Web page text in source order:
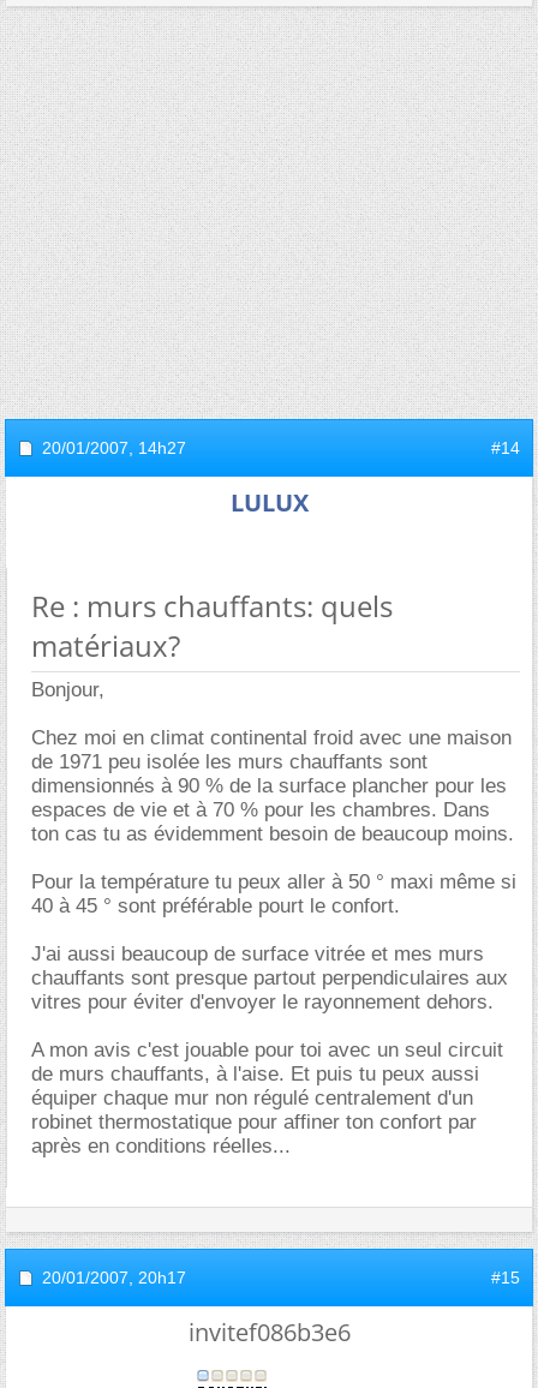
20/01/2007, 14h27 #14
LULUX
Re : murs chauffants: quels
matériaux?
Bonjour,
Chez moi en climat continental froid avec une maison
de 1971 peu isolée les murs chauffants sont
dimensionnés à 90 % de la surface plancher pour les
espaces de vie et à 70 % pour les chambres. Dans
ton cas tu as évidemment besoin de beaucoup moins.
Pour la température tu peux aller à 50 ° maxi même si
40 à 45 ° sont préférable pourt le confort.
J'ai aussi beaucoup de surface vitrée et mes murs
chauffants sont presque partout perpendiculaires aux
vitres pour éviter d'envoyer le rayonnement dehors.
A mon avis c'est jouable pour toi avec un seul circuit
de murs chauffants, à l'aise. Et puis tu peux aussi
équiper chaque mur non régulé centralement d'un
robinet thermostatique pour affiner ton confort par
après en conditions réelles...
20/01/2007, 20h17 #15
invitef086b3e6